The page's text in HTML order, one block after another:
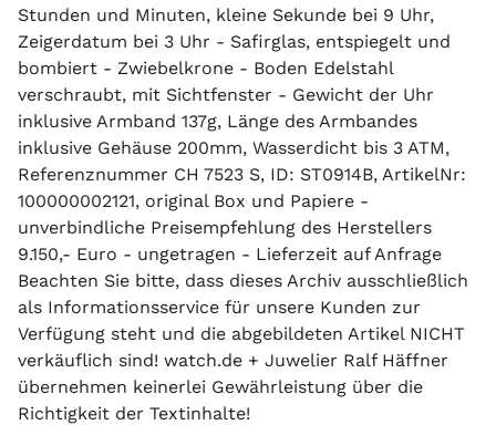
Stunden und Minuten, kleine Sekunde bei 9 Uhr,
Zeigerdatum bei 3 Uhr - Safirglas, entspiegelt und
bombiert - Zwiebelkrone - Boden Edelstahl
verschraubt, mit Sichtfenster - Gewicht der Uhr
inklusive Armband 137g, Länge des Armbandes
inklusive Gehäuse 200mm, Wasserdicht bis 3 ATM,
Referenznummer CH 7523 S, ID: ST0914B, ArtikelNr:
100000002121, original Box und Papiere -
unverbindliche Preisempfehlung des Herstellers
9.150,- Euro - ungetragen - Lieferzeit auf Anfrage
Beachten Sie bitte, dass dieses Archiv ausschließlich
als Informationsservice für unsere Kunden zur
Verfügung steht und die abgebildeten Artikel NICHT
verkäuflich sind! watch.de + Juwelier Ralf Häffner
übernehmen keinerlei Gewährleistung über die
Richtigkeit der Textinhalte!